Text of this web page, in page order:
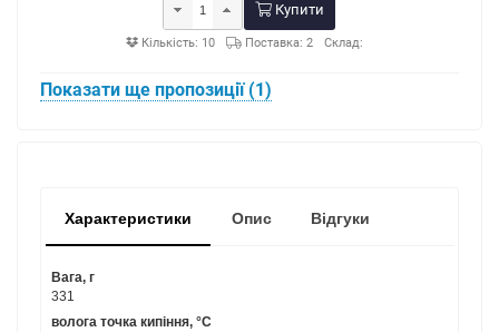
Купити
Кількість: 10 Поставка: 2 Склад:
Показати ще пропозиції (1)
Характеристики Опис Відгуки
Вага, г
331
волога точка кипіння, °C